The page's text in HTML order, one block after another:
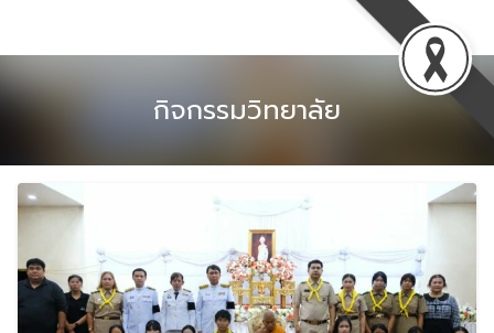
content
กิจกรรมวิทยาลัย